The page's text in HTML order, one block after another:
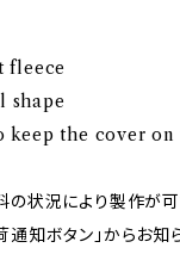
fleece
shape
keep the cover
状況により製作が
通知ボタン」からお知